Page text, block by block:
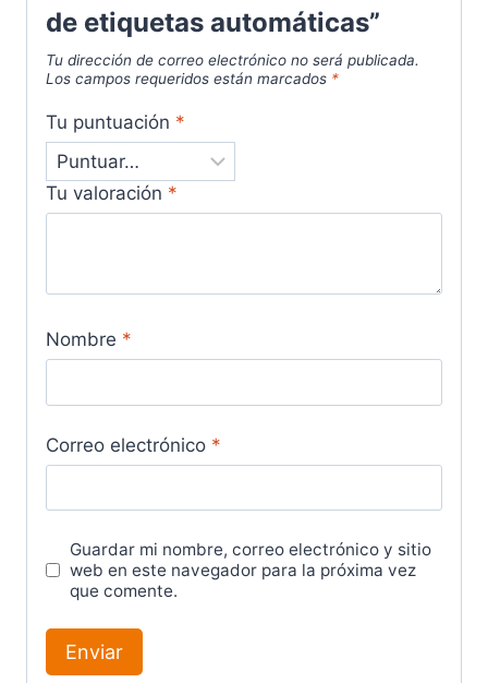
de etiquetas automáticas”
Tu dirección de correo electrónico no será publicada.
Los campos requeridos están marcados *
Tu puntuación *
Tu valoración *
Nombre *
Correo electrónico *
Guardar mi nombre, correo electrónico y sitio
web en este navegador para la próxima vez
que comente.